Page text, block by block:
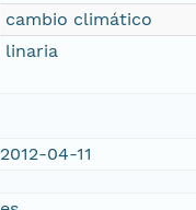
cambio climático
linaria
2012-04-11